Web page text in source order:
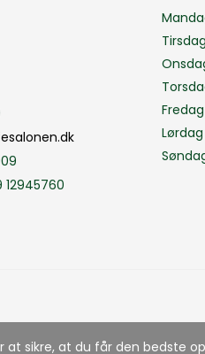
at sikre, at du får den bedste
12945760
Tirsdag
Fredag
Lørdag